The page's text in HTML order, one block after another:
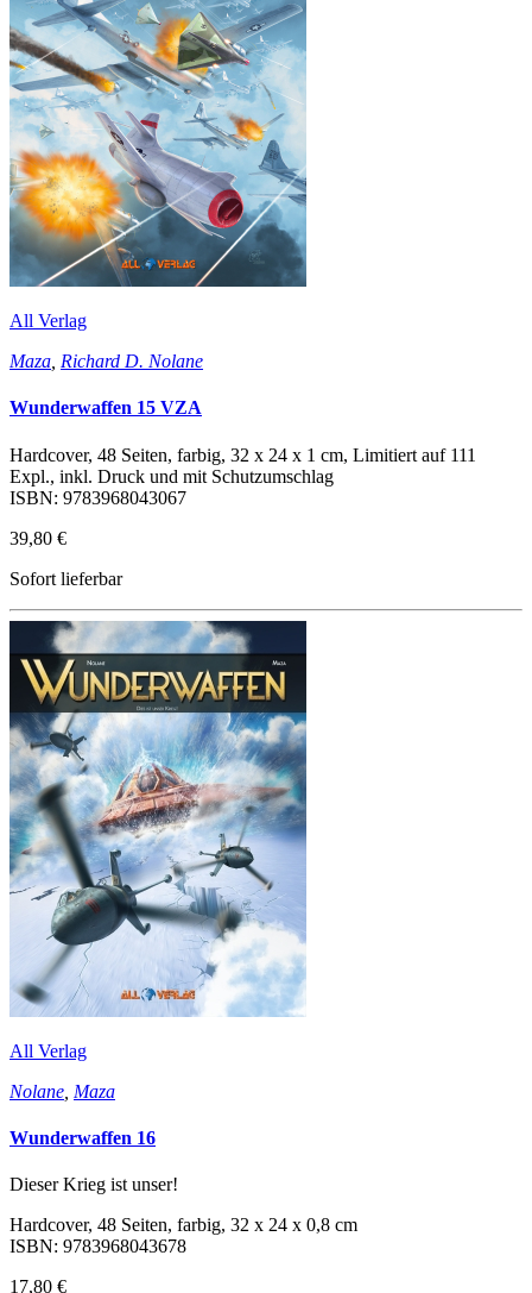
All Verlag
Maza Richard D. Nolane
Wunderwaffen 15 VZA
Hardcover, 48 Seiten, farbig, 32 x 24 x 1 cm, Limitiert auf 111
Expl., inkl. Druck und mit Schutzumschlag
ISBN: 9783968043067
39,80 €
Sofort lieferbar
All Verlag
Nolane Maza
Wunderwaffen 16
Dieser Krieg ist unser!
Hardcover, 48 Seiten, farbig, 32 x 24 x 0,8 cm
ISBN: 9783968043678
17,80 €